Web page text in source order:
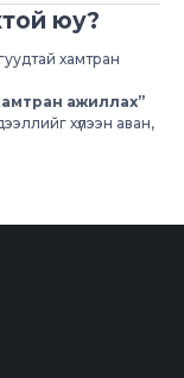
юу?
хамтран
ажиллах”
хүлээн аван,